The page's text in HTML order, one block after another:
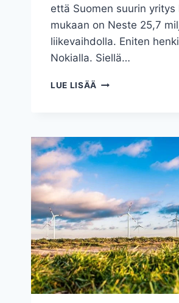
että Suomen suurin yritys
mukaan on Neste 25,7
liikevaihdolla. Eniten
Nokialla. Siellä…
LUE LISÄÄ SUOMEN
HENKILÖSTÖ,
MARKKINA-
ARVO